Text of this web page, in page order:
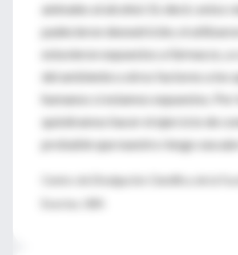
animales al alcohol. Es decir, estos
padecieron desnutrición, ni
estuvieron expuestos a fármacos, a
del ambiente u otros factores a los
humanos sí estamos expuestos. Por
quisiéramos hacer el ejercicio de
probable que nuestro riesgo sea aún